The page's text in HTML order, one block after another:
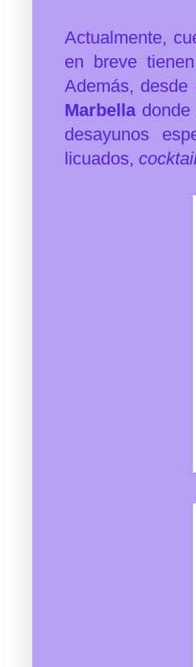
Actualmente,
en breve
Además,
Marbelladonde
desayunos
licuados,